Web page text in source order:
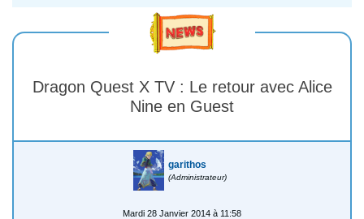
Dragon Quest X TV : Le retour avec Alice
Nine en Guest
garithos
(Administrateur)
Mardi 28 Janvier 2014 à 11:58